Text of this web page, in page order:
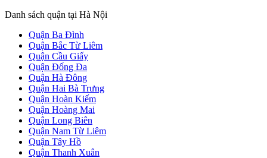
Danh sách quận tại Hà Nội
Quận Ba Đình
Quận Bắc Từ Liêm
Quận Cầu Giấy
Quận Đống Đa
Quận Hà Đông
Quận Hai Bà Trưng
Quận Hoàn Kiếm
Quận Hoàng Mai
Quận Long Biên
Quận Nam Từ Liêm
Quận Tây Hồ
Quận Thanh Xuân